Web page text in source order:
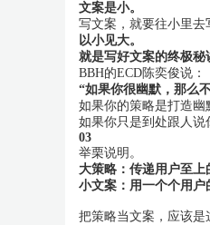
文案是小。
写文案，就要往小里去
以小见大。
就是写好文案的终极秘
BBH的ECD陈奕俊说：
“如果你很幽默，那么
如果你的策略是打造幽
如果你只是到处跟人说
03
举栗说明。
大策略：传递用户至上
小文案：用一个个用户
把策略当文案，应该是